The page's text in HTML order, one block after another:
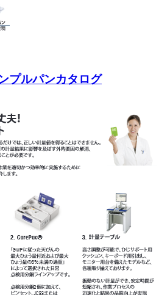
プルパンカタログ